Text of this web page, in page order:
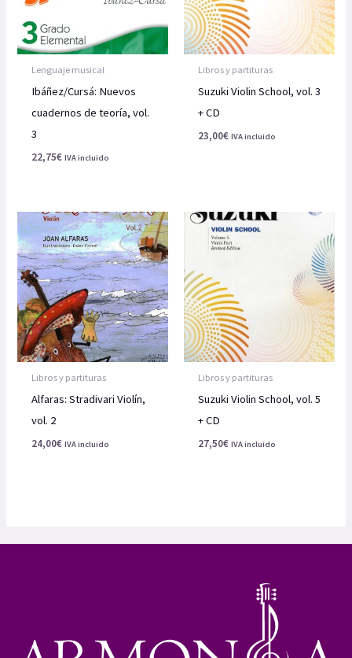
Lenguaje musical
Ibáñez/Cursá: Nuevos
cuadernos de teoría, vol.
3
22,75€ IVA incluido
Libros y partituras
Suzuki Violin School, vol. 3
+ CD
23,00€ IVA incluido
Libros y partituras
Alfaras: Stradivari Violín,
vol. 2
24,00€ IVA incluido
Libros y partituras
Suzuki Violin School, vol. 5
+ CD
27,50€ IVA incluido